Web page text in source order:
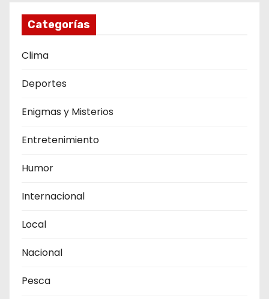
Categorías
Clima
Deportes
Enigmas y Misterios
Entretenimiento
Humor
Internacional
Local
Nacional
Pesca